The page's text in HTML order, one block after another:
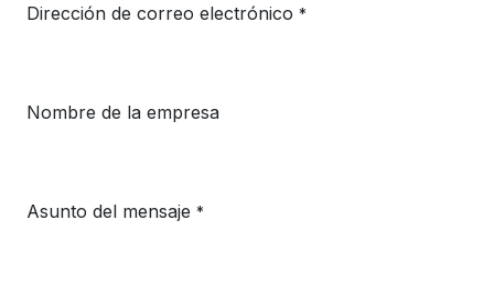
Dirección de correo electrónico *
Nombre de la empresa
Asunto del mensaje *